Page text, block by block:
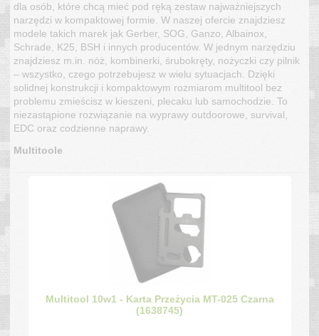
dla osób, które chcą mieć pod ręką zestaw najważniejszych
narzędzi w kompaktowej formie. W naszej ofercie znajdziesz
modele takich marek jak Gerber, SOG, Ganzo, Albainox,
Schrade, K25, BSH i innych producentów. W jednym narzędziu
znajdziesz m.in. nóż, kombinerki, śrubokręty, nożyczki czy pilnik
– wszystko, czego potrzebujesz w wielu sytuacjach. Dzięki
solidnej konstrukcji i kompaktowym rozmiarom multitool bez
problemu zmieścisz w kieszeni, plecaku lub samochodzie. To
niezastąpione rozwiązanie na wyprawy outdoorowe, survival,
EDC oraz codzienne naprawy.
Multitoole
Multitool 10w1 - Karta Przeżycia MT-025 Czarna
(1638745)